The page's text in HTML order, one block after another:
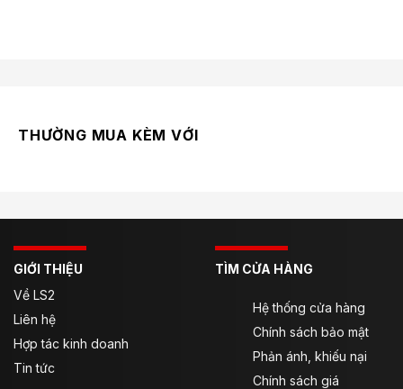
THƯỜNG MUA KÈM VỚI
GIỚI THIỆU
Về LS2
Liên hệ
Hợp tác kinh doanh
Tin tức
TÌM CỬA HÀNG
Hệ thống cửa hàng
Chính sách bảo mật
Phản ánh, khiếu nại
Chính sách giá